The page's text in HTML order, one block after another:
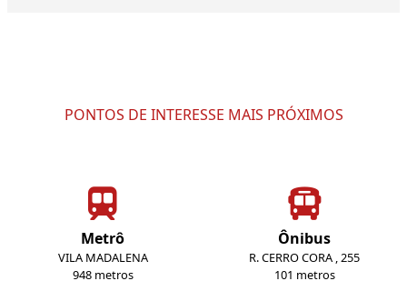
PONTOS DE INTERESSE MAIS PRÓXIMOS
Metrô
VILA MADALENA
948 metros
Ônibus
R. CERRO CORA , 255
101 metros